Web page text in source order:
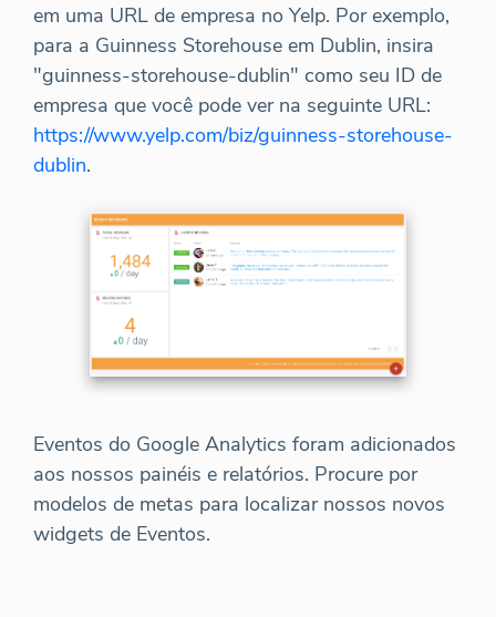
em uma URL de empresa no Yelp. Por exemplo,
para a Guinness Storehouse em Dublin, insira
"guinness-storehouse-dublin" como seu ID de
empresa que você pode ver na seguinte URL:
https://www.yelp.com/biz/guinness-storehouse-
dublin.
Eventos do Google Analytics foram adicionados
aos nossos painéis e relatórios. Procure por
modelos de metas para localizar nossos novos
widgets de Eventos.